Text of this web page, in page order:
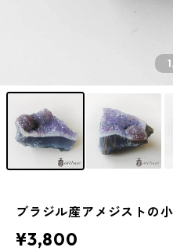
1
ブラジル産アメジストの
¥3,800